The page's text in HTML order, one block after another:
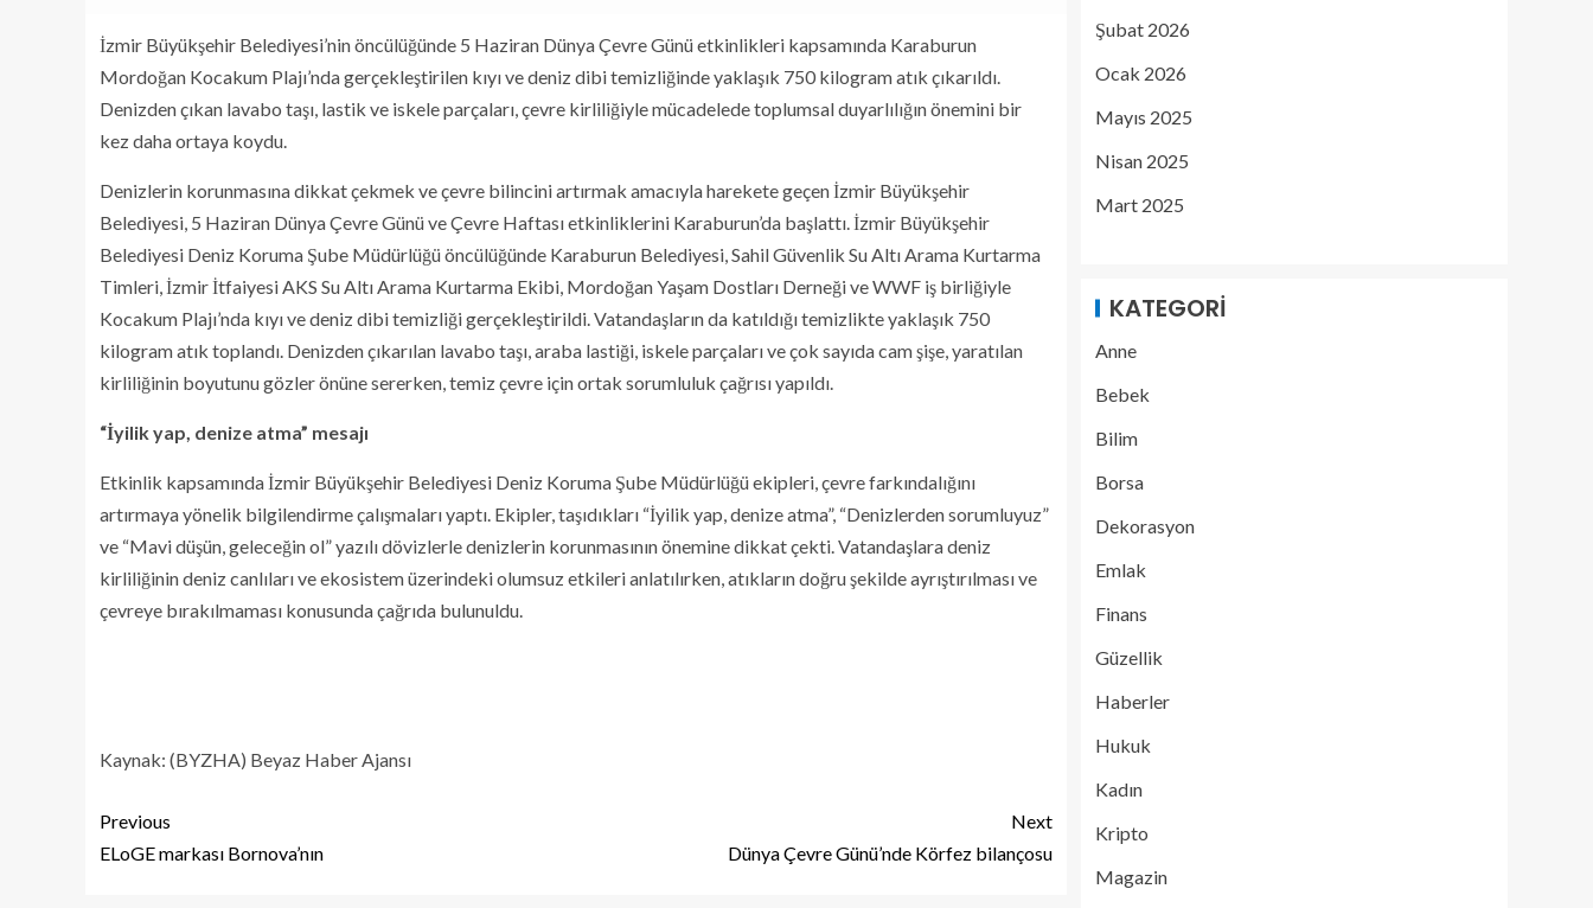
İzmir Büyükşehir Belediyesi’nin öncülüğünde 5 Haziran Dünya Çevre Günü etkinlikleri kapsamında Karaburun
Mordoğan Kocakum Plajı’nda gerçekleştirilen kıyı ve deniz dibi temizliğinde yaklaşık 750 kilogram atık çıkarıldı.
Denizden çıkan lavabo taşı, lastik ve iskele parçaları, çevre kirliliğiyle mücadelede toplumsal duyarlılığın önemini bir
kez daha ortaya koydu.
Denizlerin korunmasına dikkat çekmek ve çevre bilincini artırmak amacıyla harekete geçen İzmir Büyükşehir
Belediyesi, 5 Haziran Dünya Çevre Günü ve Çevre Haftası etkinliklerini Karaburun’da başlattı. İzmir Büyükşehir
Belediyesi Deniz Koruma Şube Müdürlüğü öncülüğünde Karaburun Belediyesi, Sahil Güvenlik Su Altı Arama Kurtarma
Timleri, İzmir İtfaiyesi AKS Su Altı Arama Kurtarma Ekibi, Mordoğan Yaşam Dostları Derneği ve WWF iş birliğiyle
Kocakum Plajı’nda kıyı ve deniz dibi temizliği gerçekleştirildi. Vatandaşların da katıldığı temizlikte yaklaşık 750
kilogram atık toplandı. Denizden çıkarılan lavabo taşı, araba lastiği, iskele parçaları ve çok sayıda cam şişe, yaratılan
kirliliğinin boyutunu gözler önüne sererken, temiz çevre için ortak sorumluluk çağrısı yapıldı.
“İyilik yap, denize atma” mesajı
Etkinlik kapsamında İzmir Büyükşehir Belediyesi Deniz Koruma Şube Müdürlüğü ekipleri, çevre farkındalığını
artırmaya yönelik bilgilendirme çalışmaları yaptı. Ekipler, taşıdıkları “İyilik yap, denize atma”, “Denizlerden sorumluyuz”
ve “Mavi düşün, geleceğin ol” yazılı dövizlerle denizlerin korunmasının önemine dikkat çekti. Vatandaşlara deniz
kirliliğinin deniz canlıları ve ekosistem üzerindeki olumsuz etkileri anlatılırken, atıkların doğru şekilde ayrıştırılması ve
çevreye bırakılmaması konusunda çağrıda bulunuldu.
Kaynak: (BYZHA) Beyaz Haber Ajansı
Previous
ELoGE markası Bornova’nın
Next
Dünya Çevre Günü’nde Körfez bilançosu
Şubat 2026
Ocak 2026
Mayıs 2025
Nisan 2025
Mart 2025
KATEGORI
Anne
Bebek
Bilim
Borsa
Dekorasyon
Emlak
Finans
Güzellik
Haberler
Hukuk
Kadın
Kripto
Magazin